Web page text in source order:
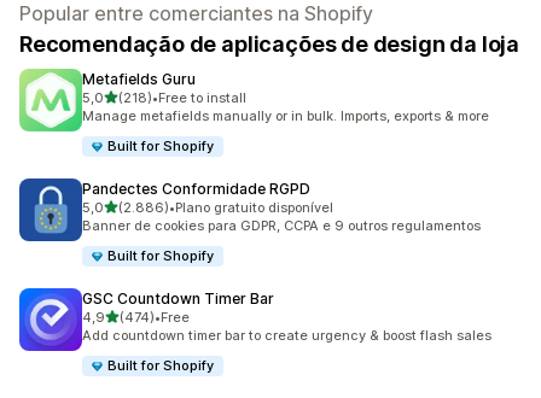
Popular entre comerciantes na Shopify
Recomendação de aplicações de design da loja
Metafields Guru
5,0de 5 estrelas
(218)
218 total de avaliações
•Free to install
Manage metafields manually or in bulk. Imports, exports & more
Built for Shopify
Pandectes Conformidade RGPD
5,0de 5 estrelas
(2.886)
2886 total de avaliações
•Plano gratuito disponível
Banner de cookies para GDPR, CCPA e 9 outros regulamentos
Built for Shopify
GSC Countdown Timer Bar
4,9de 5 estrelas
(474)
474 total de avaliações
•Free
Add countdown timer bar to create urgency & boost flash sales
Built for Shopify